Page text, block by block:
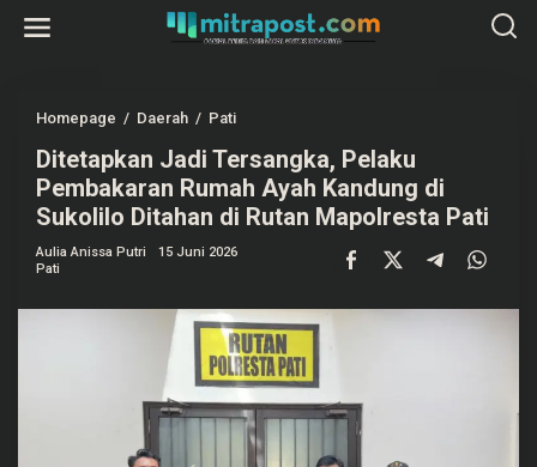
Homepage / Daerah / Pati
t
e
t
a
p
a
a
d
i
T
e
r
s
Ditetapkan Jadi Tersangka, Pelaku
Pembakaran Rumah Ayah Kandung di
Sukolilo Ditahan di Rutan Mapolresta Pati
Aulia Anissa Putri
15 Juni 2026
Pati